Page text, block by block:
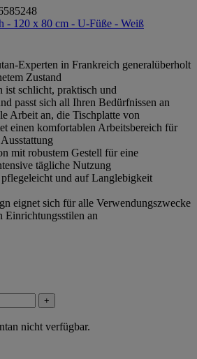
- 120 x 80 cm - U-Füße - Weiß
Experten in Frankreich generalüberholt
Zustand
ist schlicht, praktisch und
passt sich all Ihren Bedürfnissen an
Arbeit an, die Tischplatte von
einen komfortablen Arbeitsbereich für
mit robustem Gestell für eine
tägliche Nutzung
und auf Langlebigkeit
eignet sich für alle Verwendungszwecke
Einrichtungsstilen an
+
nicht verfügbar.